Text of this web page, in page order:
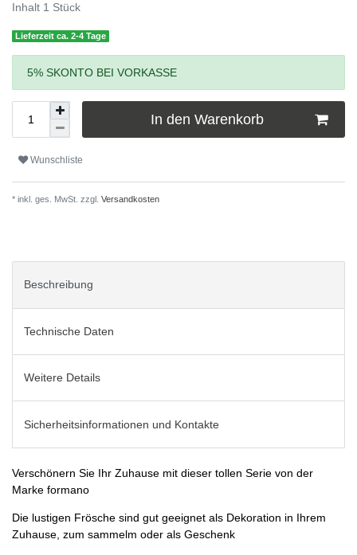
Inhalt 1 Stück
Lieferzeit ca. 2-4 Tage
5% SKONTO BEI VORKASSE
In den Warenkorb
Wunschliste
* inkl. ges. MwSt. zzgl. Versandkosten
Beschreibung
Technische Daten
Weitere Details
Sicherheitsinformationen und Kontakte
Verschönern Sie Ihr Zuhause mit dieser tollen Serie von der
Marke formano
Die lustigen Frösche sind gut geeignet als Dekoration in Ihrem
Zuhause, zum sammelm oder als Geschenk